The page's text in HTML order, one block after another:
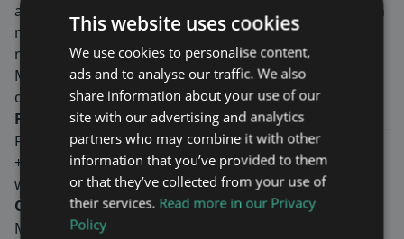
automatiskt konfigurerar sig själv beroende på extern
miljö samt hur man gör DAS redundant och
motståndskraftig. Detta patent stöder och skyddar
Maven Wireless verksamhet och vidare expansion på
den amerikanska kontinenten.
För mer information, kontakta:
Fredrik Ekström, CEO
+46-8-760 43 00
www.mavenwireless.com
Om Maven Wireless
Maven Wireless erbjuder banbrytande lösningar för
This website uses cookies
We use cookies to personalise content,
ads and to analyse our traffic. We also
share information about your use of our
site with our advertising and analytics
partners who may combine it with other
information that you’ve provided to them
or that they’ve collected from your use of
their services. Read more in our Privacy
Policy